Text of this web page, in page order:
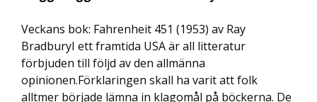
Veckans bok: Fahrenheit 451 (1953) av Ray
BradburyI ett framtida USA är all litteratur
förbjuden till följd av den allmänna
opinionen.Förklaringen skall ha varit att folk
alltmer började lämna in klagomål på böckerna. De